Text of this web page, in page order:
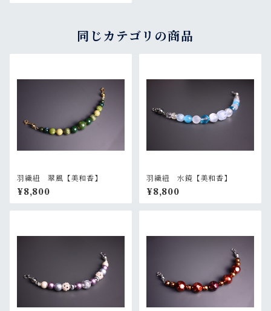
同じカテゴリの商品
羽織紐 翠風【美和香】
¥8,800
羽織紐 水鏡【美和香】
¥8,800